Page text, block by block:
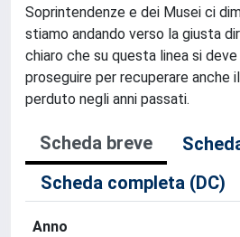
Soprintendenze e dei Musei ci
stiamo andando verso la giusta
chiaro che su questa linea si
proseguire per recuperare anche
perduto negli anni passati.
Scheda breve
Scheda completa (DC)
Anno